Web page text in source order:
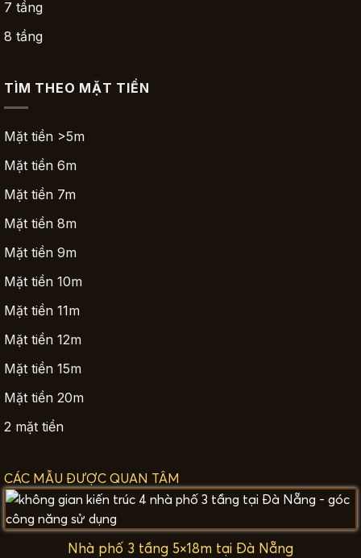
7 tầng
8 tầng
TÌM THEO MẶT TIỀN
Mặt tiền >5m
Mặt tiền 6m
Mặt tiền 7m
Mặt tiền 8m
Mặt tiền 9m
Mặt tiền 10m
Mặt tiền 11m
Mặt tiền 12m
Mặt tiền 15m
Mặt tiền 20m
2 mặt tiền
CÁC MẪU ĐƯỢC QUAN TÂM
Nhà phố 3 tầng 5×18m tại Đà Nẵng